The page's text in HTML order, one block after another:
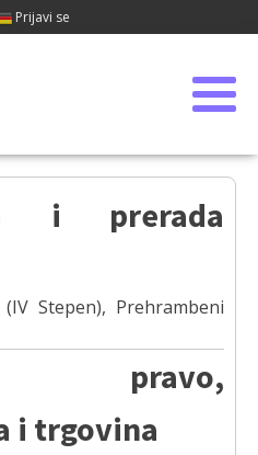
Prijavi se
i prerada
Stepen), Prehrambeni
pravo,
i trgovina